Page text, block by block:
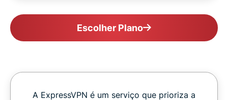
Escolher Plano
A ExpressVPN é um serviço que prioriza a